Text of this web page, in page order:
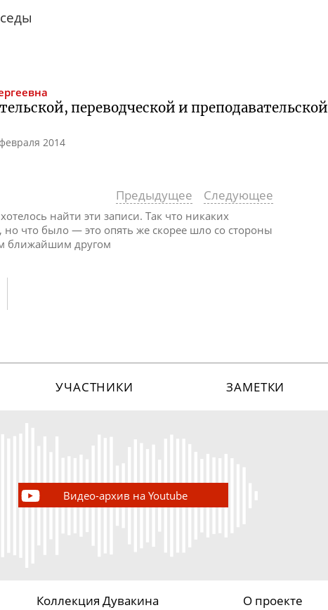
переводческой и преподавательской
2014
Предыдущее Следующее
найти эти записи. Так что никаких
что было — это опять же скорее шло со стороны
ближайшим другом
УЧАСТНИКИ ЗАМЕТКИ
Видео-архив на Youtube
Коллекция Дувакина О проекте